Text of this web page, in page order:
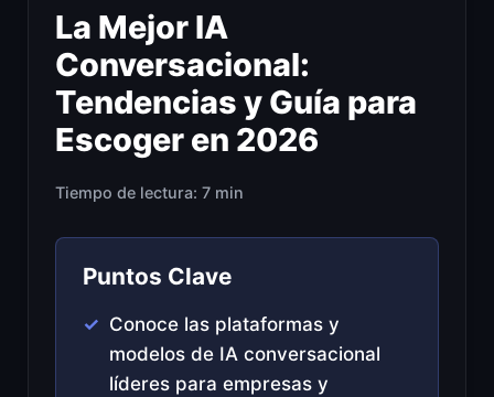
La Mejor IA
Conversacional:
Tendencias y Guía para
Escoger en 2026
Tiempo de lectura: 7 min
Puntos Clave
Conoce las plataformas y
modelos de IA conversacional
líderes para empresas y